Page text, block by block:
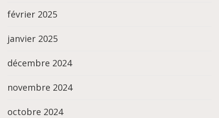
février 2025
janvier 2025
décembre 2024
novembre 2024
octobre 2024